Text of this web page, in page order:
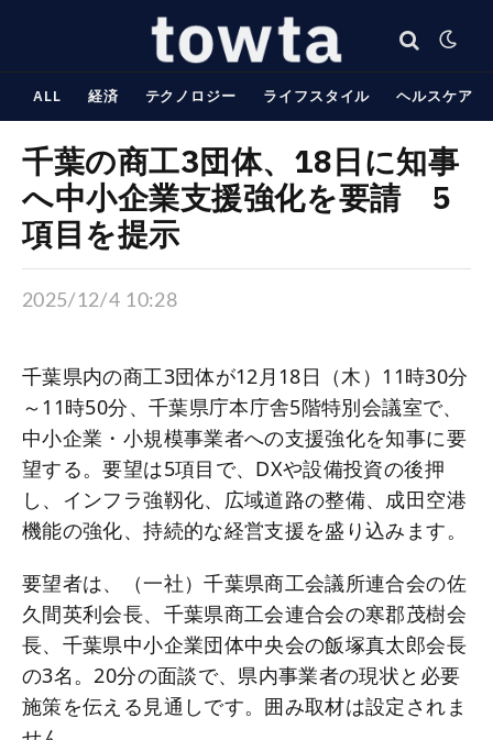
ALL 経済 テクノロジー ライフスタイル ヘルスケア
千葉の商工3団体、18日に知事
へ中小企業支援強化を要請 5
項目を提示
2025/12/4 10:28
千葉県内の商工3団体が12月18日（木）11時30分
～11時50分、千葉県庁本庁舎5階特別会議室で、
中小企業・小規模事業者への支援強化を知事に要
望する。要望は5項目で、DXや設備投資の後押
し、インフラ強靱化、広域道路の整備、成田空港
機能の強化、持続的な経営支援を盛り込みます。
要望者は、（一社）千葉県商工会議所連合会の佐
久間英利会長、千葉県商工会連合会の寒郡茂樹会
長、千葉県中小企業団体中央会の飯塚真太郎会長
の3名。20分の面談で、県内事業者の現状と必要
施策を伝える見通しです。囲み取材は設定されま